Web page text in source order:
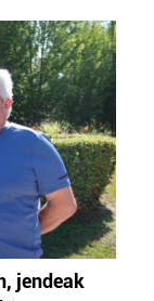
jendeak